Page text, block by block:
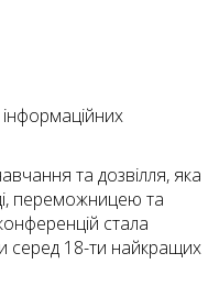
та дозвілля, яка
переможницею та
стала
серед 18-ти найкращих